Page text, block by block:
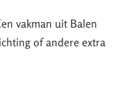
vakman uit Balen
of andere extra